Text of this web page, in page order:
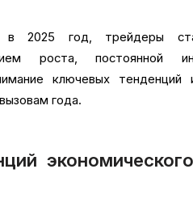
2025 год, трейдеры
роста, постоянной
ключевых
года.